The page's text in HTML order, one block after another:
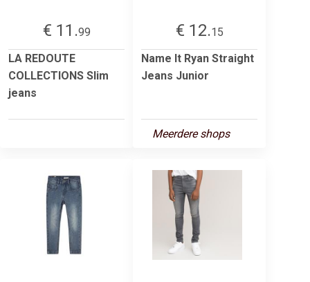
€ 11.99
LA REDOUTE
COLLECTIONS Slim
jeans
€ 12.15
Name It Ryan Straight
Jeans Junior
Meerdere shops